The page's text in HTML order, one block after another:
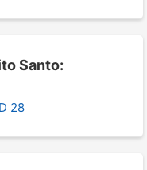
Santo:
28